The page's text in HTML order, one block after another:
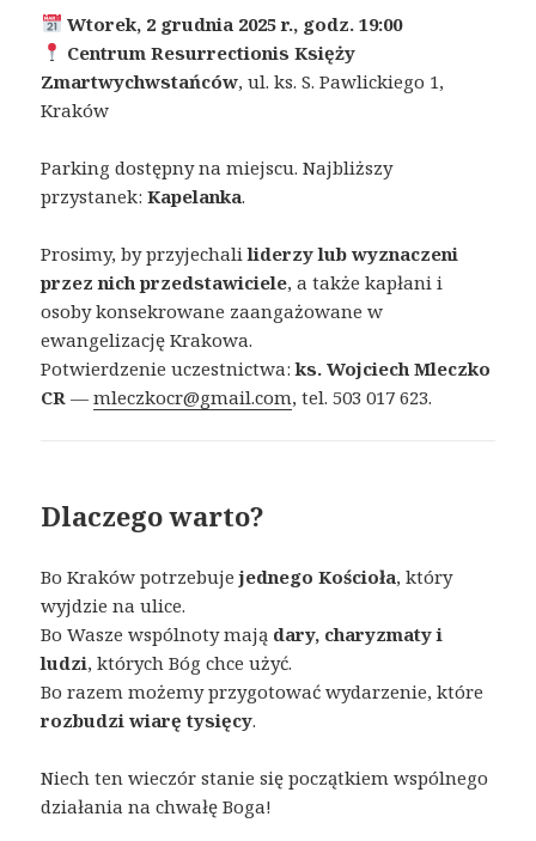
Wtorek, 2 grudnia 2025 r., godz. 19:00
Centrum Resurrectionis Księży
Zmartwychwstańców, ul. ks. S. Pawlickiego 1,
Kraków
Parking dostępny na miejscu. Najbliższy
przystanek:Kapelanka.
Prosimy, by przyjechaliliderzy lub wyznaczeni
przez nich przedstawiciele, a także kapłani i
osoby konsekrowane zaangażowane w
ewangelizację Krakowa.
Potwierdzenie uczestnictwa:ks. Wojciech Mleczko
CR —mleczkocr@gmail.com, tel. 503 017 623.
Dlaczego warto?
Bo Kraków potrzebujejednego Kościoła, który
wyjdzie na ulice.
Bo Wasze wspólnoty mają dary, charyzmaty i
ludzi, których Bóg chce użyć.
Bo razem możemy przygotować wydarzenie, które
rozbudzi wiarę tysięcy.
Niech ten wieczór stanie się początkiem wspólnego
działania na chwałę Boga!